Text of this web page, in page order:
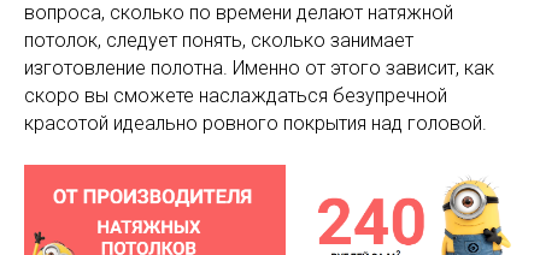
вопроса, сколько по времени делают натяжной
потолок, следует понять, сколько занимает
изготовление полотна. Именно от этого зависит, как
скоро вы сможете наслаждаться безупречной
красотой идеально ровного покрытия над головой.